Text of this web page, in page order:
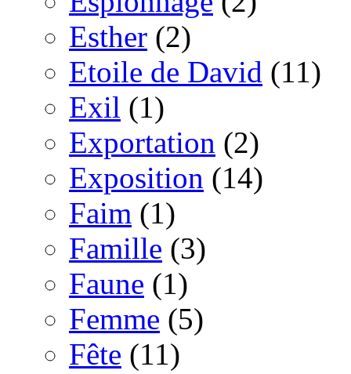
Esther (2)
Etoile de David (11)
Exil (1)
Exportation (2)
Exposition (14)
Faim (1)
Famille (3)
Faune (1)
Femme (5)
Fête (11)